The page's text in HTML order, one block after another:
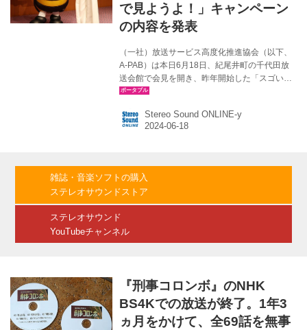
で見ようよ！」キャンペーン
の内容を発表
（一社）放送サービス高度化推進協会（以下、
A-PAB）は本日6月18日、紀尾井町の千代田放
送会館で会見を開き、昨年開始した「スゴい
ぞ、4K・8Kキャンペーン」の一環として開催し
し、各部門最優秀作品・優秀作品、および全部
門を通じたグランプリ作品を発表した。 また、
うよ！」共同キャンペーンで放送される特番の
紹介も行なわれた。 さて、冒頭に開会の挨拶を
Stereo Sound ONLINE-y
雑誌・音楽ソフトの購入
ステレオサウンドストア
ステレオサウンド
YouTubeチャンネル
『刑事コロンボ』のNHK
BS4Kでの放送が終了。1年3
ヵ月をかけて、全69話を無事